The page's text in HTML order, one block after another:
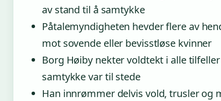
av stand til å samtykke
Påtalemyndigheten hevder flere av
mot sovende eller bevisstløse kvinner
Borg Høiby nekter voldtekt i alle
samtykke var til stede
Han innrømmer delvis vold, trusler og